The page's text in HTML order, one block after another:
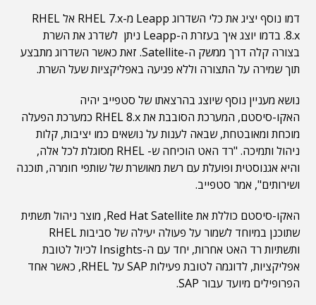
דמו נוסף יציג את כלי השדרוג Leapp מ-RHEL 7.x אל RHEL
8.x. בדמו יוצג איך בעזרת ה-Leapp ניתן לשדרג את השרת
בצורה קלה דרך ממשק ה-Satellite. זאת כאשר השדרוג מתבצע
תוך שמירה על התצורה וללא פגיעה באפליקציות שעל השרת.
נושא מעניין נוסף שיוצג בהרצאתו של סטפייב יהיה
האקו-סיסטם, המערכת הסובבת את RHEL 8.x כמערכת הפעלה
מוכחת ומאובטחת, שבאה לענות על נושאים כמו יציבות, קלות
ניהול ותמיכה. "רד האט הוכיחה ש- RHEL מסוגלת לכל אלה,
והיא אגנוסטית ופועלת עם רשת מאושרת של שותפי חומרה, תוכנה
ושירותים", אמר סטפייב.
האקו-סיסטם כוללת את Red Hat Satellite, מוצר ניהול תשתית
שתוכנן במיוחד לשמור על פעולה יעילה של סביבות RHEL
ותשתיות רד האט אחרות, יחד עם ה-Insights לכיול לטובת
אפליקציות, לדוגמה לטובת פעילות SAP על RHEL, כאשר אחד
הפרופילים מיועד עבור SAP.